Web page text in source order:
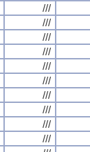
///
///
///
///
///
///
///
///
///
///